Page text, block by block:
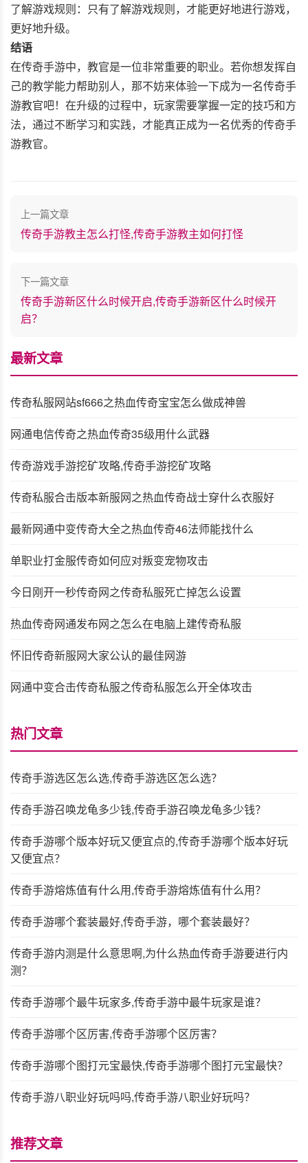
了解游戏规则：只有了解游戏规则，才能更好地进行游戏，
更好地升级。
结语
在传奇手游中，教官是一位非常重要的职业。若你想发挥自
己的教学能力帮助别人，那不妨来体验一下成为一名传奇手
游教官吧！在升级的过程中，玩家需要掌握一定的技巧和方
法，通过不断学习和实践，才能真正成为一名优秀的传奇手
游教官。
上一篇文章
传奇手游教主怎么打怪,传奇手游教主如何打怪
下一篇文章
传奇手游新区什么时候开启,传奇手游新区什么时候开
启？
最新文章
传奇私服网站sf666之热血传奇宝宝怎么做成神兽
网通电信传奇之热血传奇35级用什么武器
传奇游戏手游挖矿攻略,传奇手游挖矿攻略
传奇私服合击版本新服网之热血传奇战士穿什么衣服好
最新网通中变传奇大全之热血传奇46法师能找什么
单职业打金服传奇如何应对叛变宠物攻击
今日刚开一秒传奇网之传奇私服死亡掉怎么设置
热血传奇网通发布网之怎么在电脑上建传奇私服
怀旧传奇新服网大家公认的最佳网游
网通中变合击传奇私服之传奇私服怎么开全体攻击
热门文章
传奇手游选区怎么选,传奇手游选区怎么选？
传奇手游召唤龙龟多少钱,传奇手游召唤龙龟多少钱？
传奇手游哪个版本好玩又便宜点的,传奇手游哪个版本好玩
又便宜点？
传奇手游熔炼值有什么用,传奇手游熔炼值有什么用？
传奇手游哪个套装最好,传奇手游，哪个套装最好？
传奇手游内测是什么意思啊,为什么热血传奇手游要进行内
测？
传奇手游哪个最牛玩家多,传奇手游中最牛玩家是谁？
传奇手游哪个区厉害,传奇手游哪个区厉害？
传奇手游哪个图打元宝最快,传奇手游哪个图打元宝最快？
传奇手游八职业好玩吗吗,传奇手游八职业好玩吗？
推荐文章